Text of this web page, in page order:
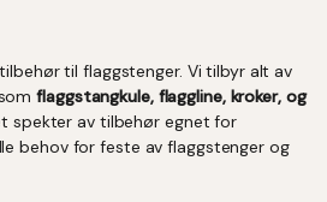
til flaggstenger. Vi tilbyr alt av
flaggstangkule, flaggline, kroker, og
spekter av tilbehør egnet for
behov for feste av flaggstenger og